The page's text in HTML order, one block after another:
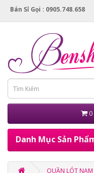
Bán Sỉ Gọi : 0905.748.658
Danh Mục Sản
QUẦN LÓT NAM